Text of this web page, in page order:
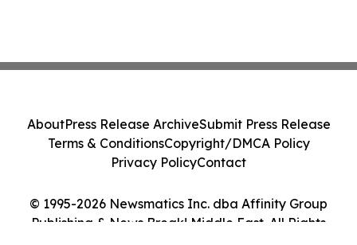
© 1995-2026 Newsmatics Inc. dba Affinity Group
Publishing & News Break! Middle East. All Rights
AboutPress Release ArchiveSubmit Press Release
Terms & ConditionsCopyright/DMCA Policy
Privacy PolicyContact